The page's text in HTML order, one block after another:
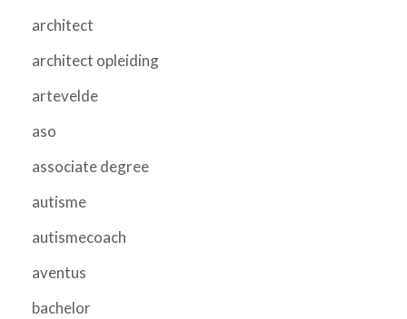
architect
architect opleiding
artevelde
aso
associate degree
autisme
autismecoach
aventus
bachelor